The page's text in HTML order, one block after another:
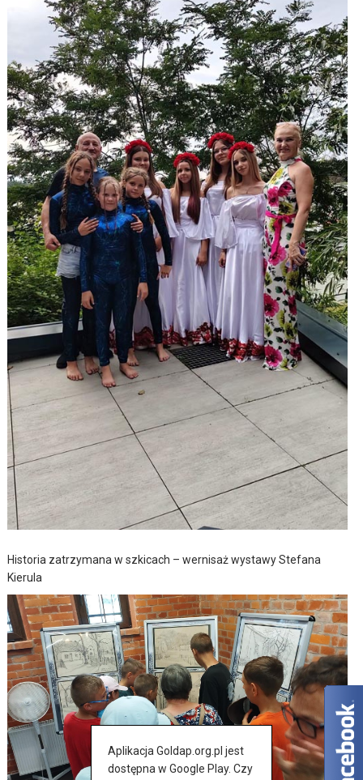
Historia zatrzymana w szkicach – wernisaż wystawy Stefana
Kierula
Aplikacja Goldap.org.pl jest
dostępna w Google Play. Czy